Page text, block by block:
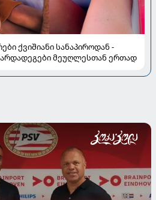
ქვიშიანი სანაპიროდან -
მეუღლესთან ერთად